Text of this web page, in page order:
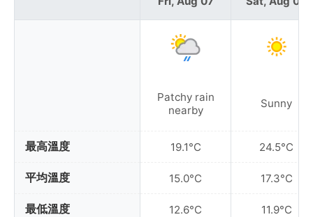
最高溫度
平均溫度
最低溫度
Patchy rain
nearby
19.1°C
15.0°C
12.6°C
Sunny
24.5°C
17.3°C
11.9°C